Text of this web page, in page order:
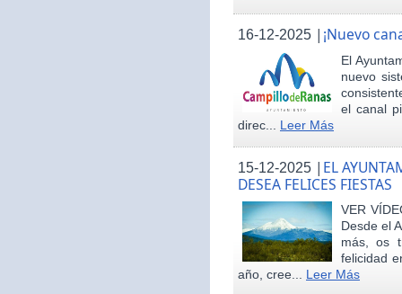
16-12-2025 | ¡Nuevo
El
nuevo
el canal
direc... Leer Más
15-12-2025 | EL
DESEA FELICES FIESTAS
VER
Desde el
más, os
felicidad
año, cree... Leer Más